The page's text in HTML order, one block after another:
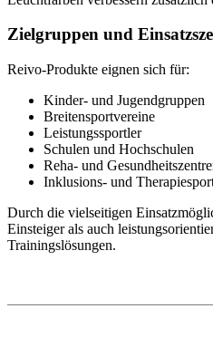
Zielgruppen und
Reivo-Produkte eignen sich für:
Kinder- und Jugendgruppen
Breitensportvereine
Leistungssportler
Schulen und Hochschulen
Reha- und
Inklusions- und
Durch die vielseitigen
Einsteiger als auch
Trainingslösungen.